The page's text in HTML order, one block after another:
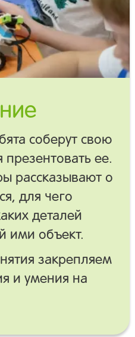
соберут свою
презентовать ее.
рассказывают о
для чего
деталей
ими объект.
закрепляем
и умения на